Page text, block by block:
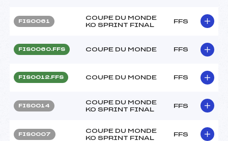
FIS0061
COUPE DU MONDE
KO SPRINT FINAL
FFS
FIS0060.FFS COUPE DU MONDE FFS
FIS0012.FFS COUPE DU MONDE FFS
FIS0014
COUPE DU MONDE
KO SPRINT FINAL
FFS
FIS0007
COUPE DU MONDE
KO SPRINT FINAL
FFS